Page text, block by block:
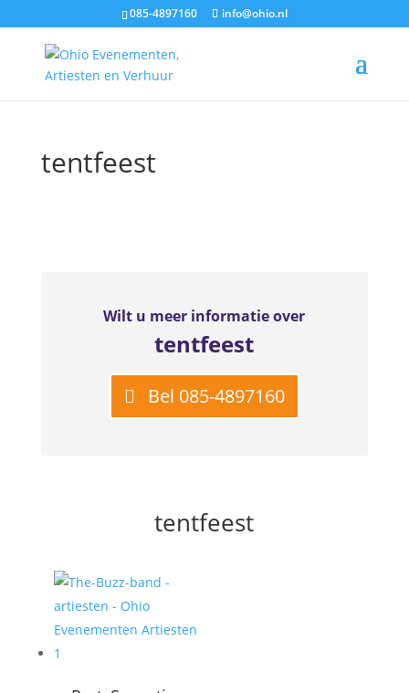
085-4897160 info@ohio.nl
Start/ Producten getagged “tentfeest”
tentfeest
Wilt u meer informatie over
tentfeest
Bel 085-4897160
tentfeest